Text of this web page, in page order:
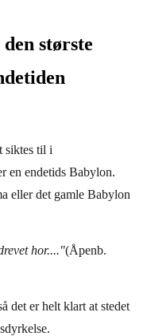
største
siktes til i
en endetids Babylon.
eller det gamle Babylon
hor...."(Åpenb.
det er helt klart at stedet